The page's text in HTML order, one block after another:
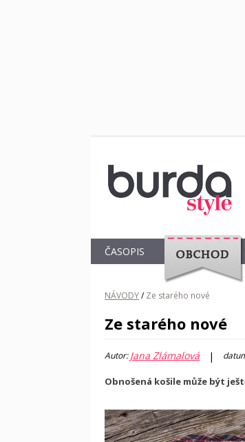
ČASOPIS
OBCHOD
NÁVODY/ Ze starého nové
Ze starého nové
Autor:Jana Zlámalová |
Obnošená košile může být